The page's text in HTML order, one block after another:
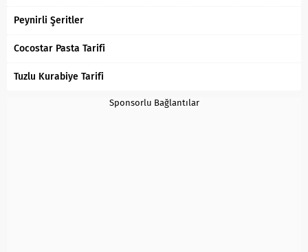
Peynirli Şeritler
Cocostar Pasta Tarifi
Tuzlu Kurabiye Tarifi
Sponsorlu Bağlantılar